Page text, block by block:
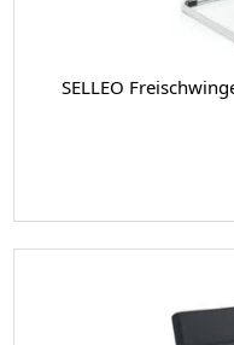
SELLEO